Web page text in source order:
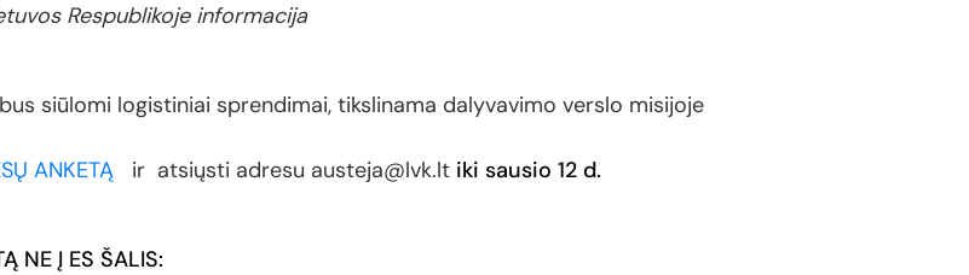
Respublikoje informacija
siūlomi logistiniai sprendimai, tikslinama dalyvavimo verslo misijoje
ANKETĄ ir atsiųsti adresu austeja@lvk.lt iki sausio 12 d.
NE Į ES ŠALIS: